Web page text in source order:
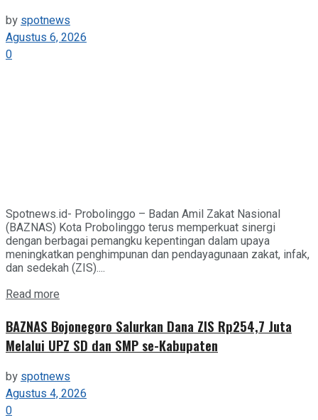
byspotnews
Agustus 6, 2026
0
Spotnews.id- Probolinggo – Badan Amil Zakat Nasional
(BAZNAS) Kota Probolinggo terus memperkuat sinergi
dengan berbagai pemangku kepentingan dalam upaya
meningkatkan penghimpunan dan pendayagunaan zakat, infak,
dan sedekah (ZIS)....
Read more
BAZNAS Bojonegoro Salurkan Dana ZIS Rp254,7 Juta
Melalui UPZ SD dan SMP se-Kabupaten
byspotnews
Agustus 4, 2026
0